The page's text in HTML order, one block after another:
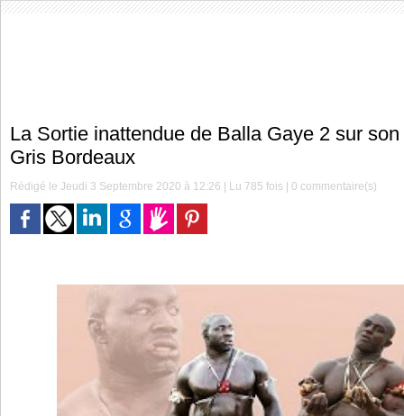
La Sortie inattendue de Balla Gaye 2 sur
Gris Bordeaux
Rédigé le Jeudi 3 Septembre 2020 à 12:26 | Lu 785 fois |0 commentaire(s)